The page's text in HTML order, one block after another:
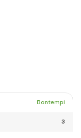
Bontempi
3